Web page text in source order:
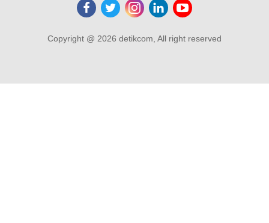
Copyright @ 2026 detikcom, All right reserved